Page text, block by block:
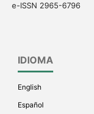
e-ISSN 2965-6796
IDIOMA
English
Español